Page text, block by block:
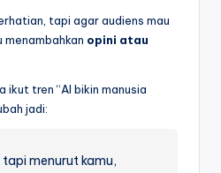
tapi agar audiens mau
menambahkan opini atau
ikut tren “AI bikin manusia
jadi:
tapi menurut kamu,